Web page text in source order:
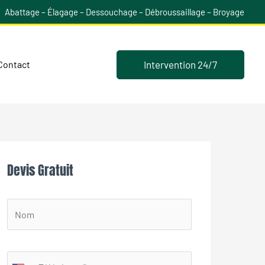
Abattage – Élagage – Dessouchage – Débroussaillage – Broyage
Intervention 24/7
Devis Gratuit